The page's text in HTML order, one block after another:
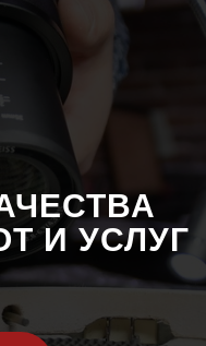
И УСЛУГ